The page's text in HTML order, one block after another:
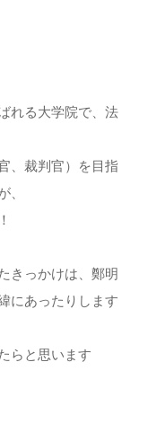
れる大学院で、法
、裁判官）を目指
、
きっかけは、鄭明
にあったりします
らと思います